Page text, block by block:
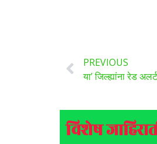
PREVIOUS
या’ जिल्ह्यांना रेड
विशेष